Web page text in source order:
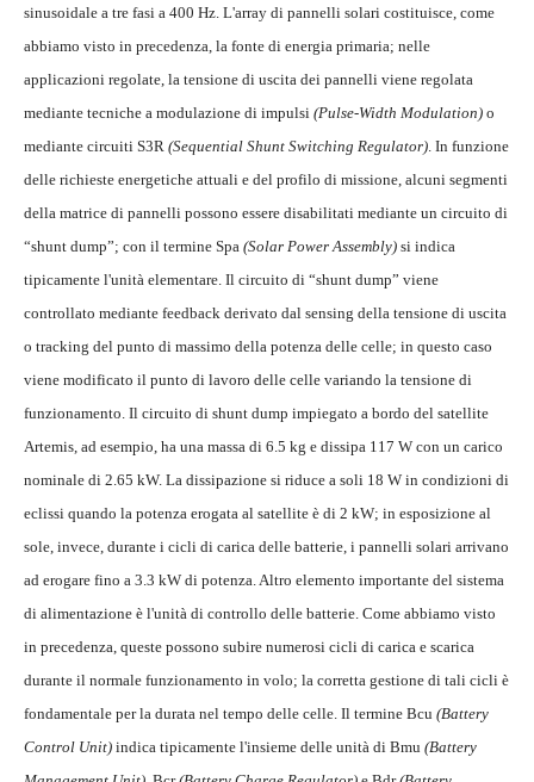
sinusoidale a tre fasi a 400 Hz. L'array di pannelli solari costituisce, come
abbiamo visto in precedenza, la fonte di energia primaria; nelle
applicazioni regolate, la tensione di uscita dei pannelli viene regolata
mediante tecniche a modulazione di impulsi (Pulse-Width Modulation) o
mediante circuiti S3R (Sequential Shunt Switching Regulator). In funzione
delle richieste energetiche attuali e del profilo di missione, alcuni segmenti
della matrice di pannelli possono essere disabilitati mediante un circuito di
“shunt dump”; con il termine Spa (Solar Power Assembly) si indica
tipicamente l'unità elementare. Il circuito di “shunt dump” viene
controllato mediante feedback derivato dal sensing della tensione di uscita
o tracking del punto di massimo della potenza delle celle; in questo caso
viene modificato il punto di lavoro delle celle variando la tensione di
funzionamento. Il circuito di shunt dump impiegato a bordo del satellite
Artemis, ad esempio, ha una massa di 6.5 kg e dissipa 117 W con un carico
nominale di 2.65 kW. La dissipazione si riduce a soli 18 W in condizioni di
eclissi quando la potenza erogata al satellite è di 2 kW; in esposizione al
sole, invece, durante i cicli di carica delle batterie, i pannelli solari arrivano
ad erogare fino a 3.3 kW di potenza. Altro elemento importante del sistema
di alimentazione è l'unità di controllo delle batterie. Come abbiamo visto
in precedenza, queste possono subire numerosi cicli di carica e scarica
durante il normale funzionamento in volo; la corretta gestione di tali cicli è
fondamentale per la durata nel tempo delle celle. Il termine Bcu (Battery
Control Unit) indica tipicamente l'insieme delle unità di Bmu (Battery